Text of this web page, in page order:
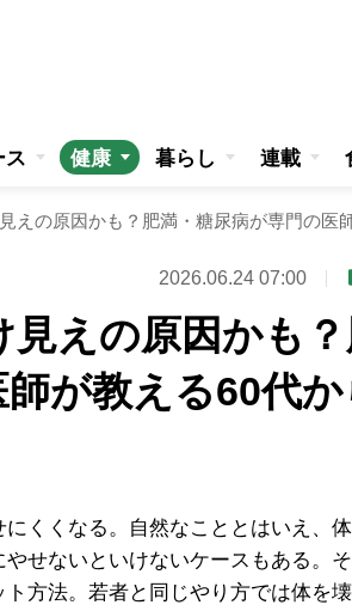
ス 健康 暮らし 連載
2026.06.24 07:00
えの原因かも
が教える60代か
くくなる。自然なこととはいえ、
せないといけないケースもある。
方法。若者と同じやり方では体を